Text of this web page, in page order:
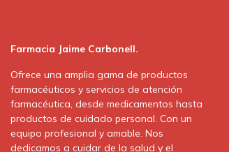
Farmacia Jaime Carbonell.
Ofrece una amplia gama de productos
farmacéuticos y servicios de atención
farmacéutica, desde medicamentos hasta
productos de cuidado personal. Con un
equipo profesional y amable. Nos
dedicamos a cuidar de la salud y el